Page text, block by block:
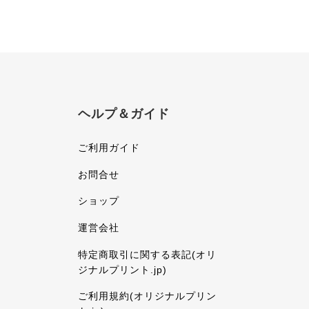
ヘルプ＆ガイド
ご利用ガイド
お問合せ
ショップ
運営会社
特定商取引に関する表記(オリ
ジナルプリント.jp)
ご利用規約(オリジナルプリン